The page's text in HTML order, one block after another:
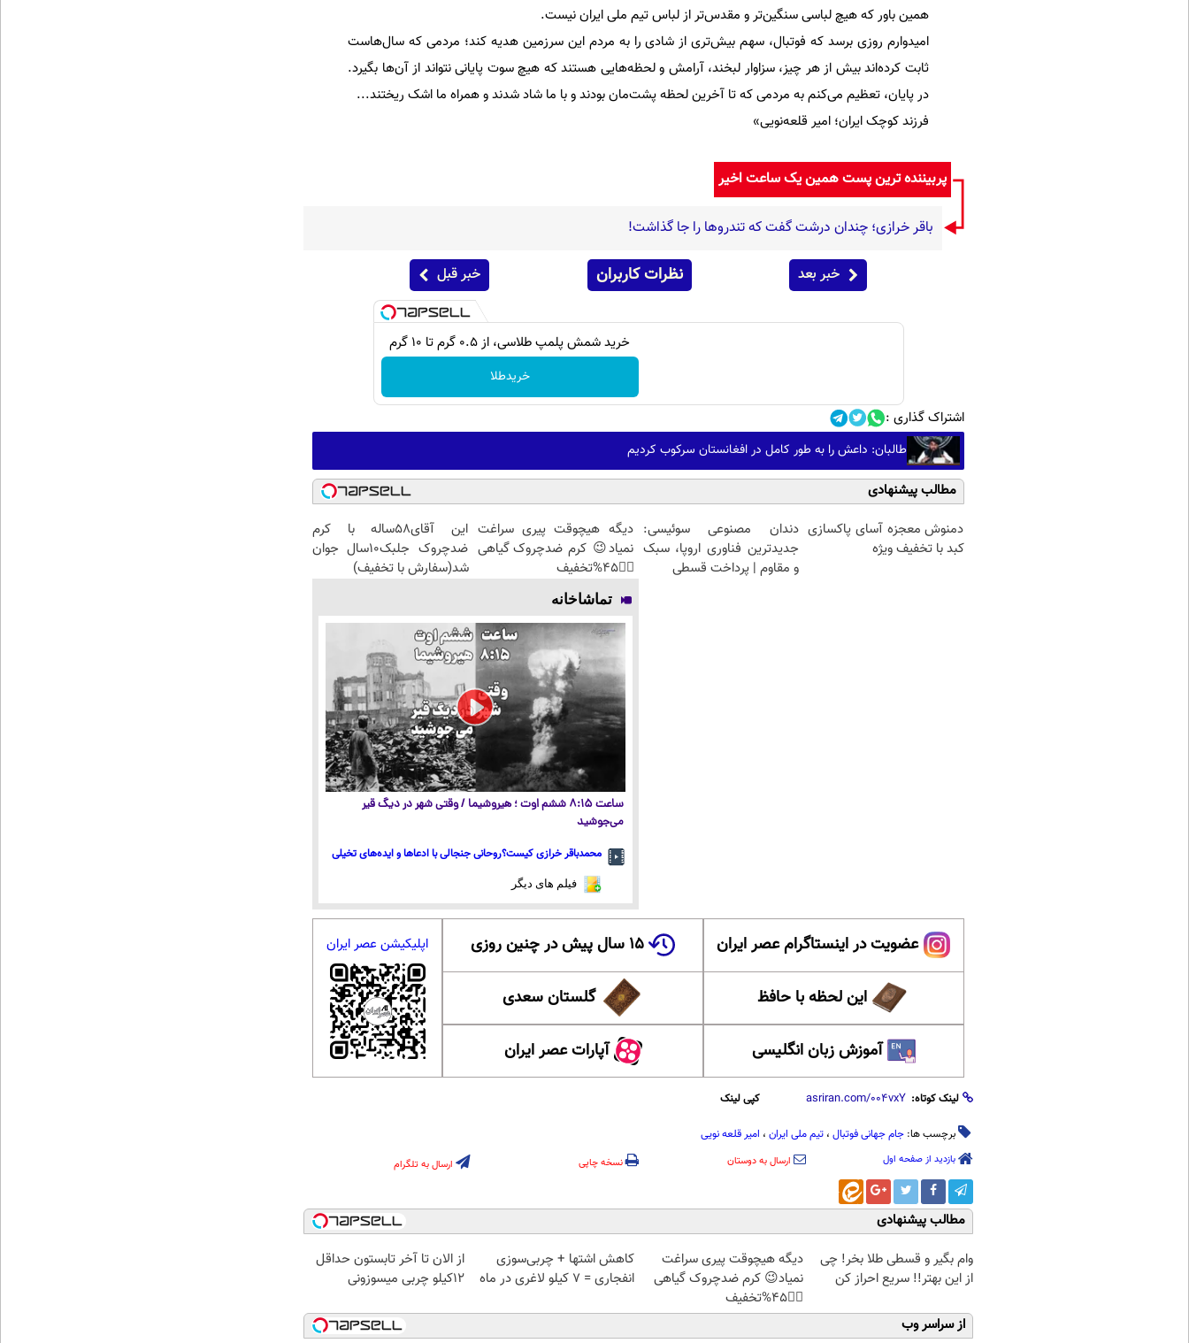
همین باور که هیچ لباسی سنگین‌تر و مقدس‌تر از لباس تیم ملی ایران نیست.
امیدوارم روزی برسد که فوتبال، سهم بیش‌تری از شادی را به مردم این سرزمین هدیه کند؛ مردمی که سال‌هاست
ثابت کرده‌اند بیش از هر چیز، سزاوار لبخند، آرامش و لحظه‌هایی هستند که هیچ سوت پایانی نتواند از آن‌ها بگیرد.
در پایان، تعظیم می‌کنم به مردمی که تا آخرین لحظه پشت‌مان بودند و با ما شاد شدند و همراه ما اشک ریختند...
فرزند کوچک ایران؛ امیر قلعه‌نویی»
پربیننده ترین پست همین یک ساعت اخیر
باقر خرازی؛ چندان درشت گفت که تندروها را جا گذاشت!
خبر بعد نظرات کاربران خبر قبل
خرید شمش پلمپ طلاسی، از ۰.۵ گرم تا ۱۰ گرم
خریدطلا
اشتراک گذاری :
طالبان: داعش را به طور کامل در افغانستان سرکوب کردیم
مطالب پیشنهادی
دمنوش معجزه آسای پاکسازی
کبد با تخفیف ویژه
دندان مصنوعی سوئیسی:
جدیدترین فناوری اروپا، سبک
و مقاوم | پرداخت قسطی
دیگه هیچوقت پیری سراغت
نمیاد😉 کرم ضدچروک گیاهی
👈🏻45%تخفیف
این آقای58ساله با کرم
ضدچروک جلبک10سال جوان
شد(سفارش با تخفیف)
تماشاخانه
ساعت ۸:۱۵ ششم اوت ؛ هیروشیما / وقتی شهر در دیگ قیر
می‌جوشید
محمدباقر خرازی کیست؟روحانی جنجالی با ادعاها و ایده‌های تخیلی
فیلم های دیگر
عضویت در اینستاگرام عصر ایران ۱۵ سال پیش در چنین روزی
این لحظه با حافظ گلستان سعدی
آموزش زبان انگلیسی آپارات عصر ایران
اپلیکیشن عصر ایران
لینک کوتاه: کپی لینک
برچسب ها: جام جهانی فوتبال ، تیم ملی ایران ، امیر قلعه نویی
بازدید از صفحه اول ارسال به دوستان نسخه چاپی ارسال به تلگرام
مطالب پیشنهادی
وام بگیر و قسطی طلا بخر! چی
از این بهتر!! سریع احراز کن
دیگه هیچوقت پیری سراغت
نمیاد😉 کرم ضدچروک گیاهی
👈🏻45%تخفیف
کاهش اشتها + چربی‌سوزی
انفجاری = ۷ کیلو لاغری در ماه
از الان تا آخر تابستون حداقل
12کیلو چربی میسوزونی
از سراسر وب